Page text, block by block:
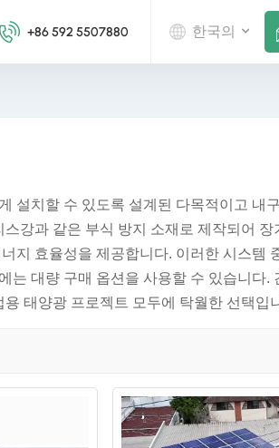
+86 592 5507880 한국의
italiano
español
português
العربية
日本語
설치할 수 있도록 설계된 다목적이고 내
강과 같은 부식 방지 소재로 제작되어 장
지 효율성을 제공합니다. 이러한 시스템
대량 구매 옵션을 사용할 수 있습니다.
태양광 프로젝트 모두에 탁월한 선택입